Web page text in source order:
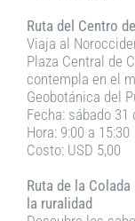
Ruta del Centro
Viaja al
Plaza Central de
contempla en el
Geobotánica del
Fecha: sábado 31
Hora: 9:00 a 15:30
Costo: USD 5,00
Ruta de la
la ruralidad